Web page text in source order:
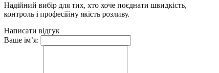
Надійний вибір для тих, хто хоче поєднати швидкість,
контроль і професійну якість розливу.
Написати відгук
Ваше ім’я: